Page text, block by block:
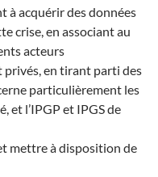
à acquérir des données
crise, en associant au
acteurs
en tirant parti des
particulièrement les
et l’IPGP et IPGS de
mettre à disposition de